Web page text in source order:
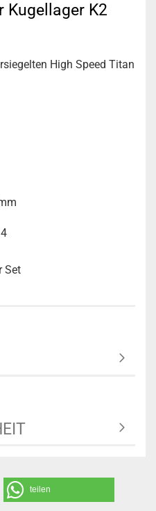
Kugellager K2
High Speed Titan
4
Set
teilen